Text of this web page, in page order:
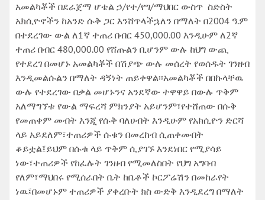
አመልካቾች በደራጀማ ሆቴል ኃ/የተ/የግ/ማህበር ውስጥ ስድስት
አክሲዮኖችን ከአንድ ሱቅ ጋር እንሸጥላችኋለን በማለት በ2004 ዓ.ም
በተደረገው ውል ለ1ኛ ተጠሪ በብር 450,000.00 እንዲሁም ለ2ኛ
ተጠሪ በብር 480,000.00 የሸጡልን ቢሆንም ውሉ ከህግ ውጪ
የተደረገ በመሆኑ አመልካቾች በሽያጭ ውሉ መሰረት የወሰዱት ገንዘብ
እንዲመልሱልን በማለት ዳኝነት ጠይቀዋል፡፡አመልካቾች በበኩላቸዉ
ውሉ የተደረገው በቃል መሆኑንና አንደኛው ተዋዋይ በውሉ ጥቅም
አለማግኘቱ የውል ማፍረሻ ምክንያት አይሆንም፣የተሸጠው በሱቅ
የመጠቀም መብት እንጂ የሱቅ ባለሀብት እንዲሁም የአክሲዮን ድርሻ
ላይ አይደለም፣ተጠሪዎች ሱቁን በመረከብ ሲጠቀሙበት
ቆይቷል፤ይህም በሱቁ ላይ ጥቅም ሲያገኙ እንደነበር የሚያሳይ
ነው፣ተጠሪዎች የከፈሉት ገንዘብ የሚመለስበት የህግ አግባብ
የለም፣ማህበሩ የሚሰራበት ቤት ከቤቶች ኮርፖሬሽን በመከራየት
ነዉ፤በመሆኑም ተጠሪዎች ያቀረቡት ክስ ውድቅ እንዲደረግ በማለት